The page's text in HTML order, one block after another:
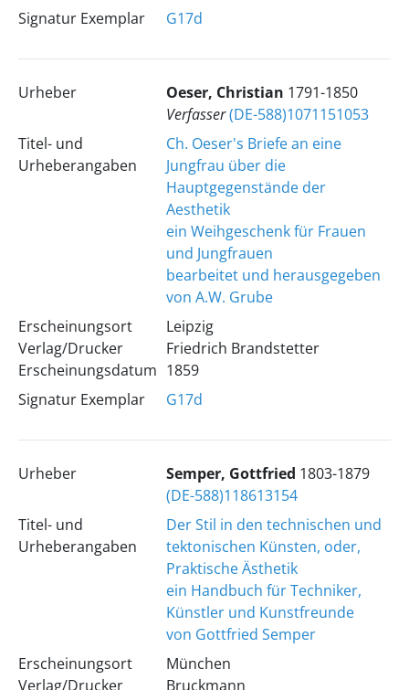
Signatur Exemplar G17d
Urheber Oeser, Christian 1791-1850
Verfasser(DE-588)1071151053
Titel- und
Urheberangaben
Ch. Oeser's Briefe an eine
Jungfrau über die
Hauptgegenstände der
Aesthetik
ein Weihgeschenk für Frauen
und Jungfrauen
bearbeitet und herausgegeben
von A.W. Grube
Erscheinungsort
Verlag/Drucker
Erscheinungsdatum
Leipzig
Friedrich Brandstetter
1859
Signatur Exemplar
G17d
Urheber Semper, Gottfried 1803-1879
(DE-588)118613154
Titel- und
Urheberangaben
Der Stil in den technischen und
tektonischen Künsten, oder,
Praktische Ästhetik
ein Handbuch für Techniker,
Künstler und Kunstfreunde
von Gottfried Semper
Erscheinungsort
Verlag/Drucker
München
Bruckmann